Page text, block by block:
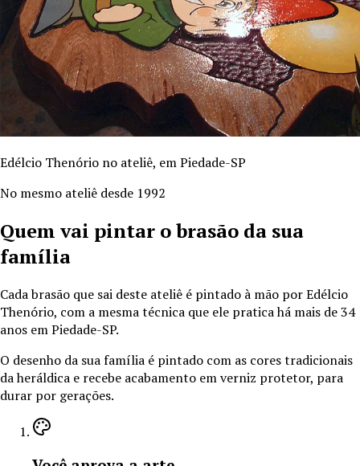
Edélcio Thenório no ateliê, em Piedade-SP
No mesmo ateliê desde 1992
Quem vai pintar o brasão da sua
família
Cada brasão que sai deste ateliê é pintado à mão por Edélcio
Thenório, com a mesma técnica que ele pratica há mais de34
anos em Piedade-SP.
O desenho da sua família é pintado com as cores tradicionais
da heráldica e recebe acabamento em verniz protetor, para
durar por gerações.